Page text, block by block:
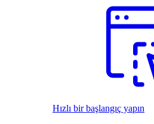
Hızlı bir başlangıç yapın